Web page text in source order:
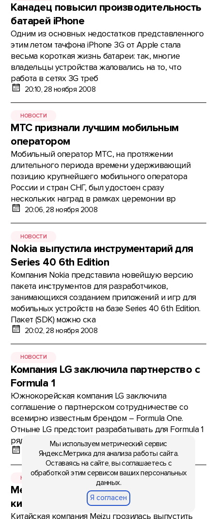
Канадец повысил производительность
батарей iPhone
Одним из основных недостатков представленного
этим летом тачфона iPhone 3G от Apple стала
весьма короткая жизнь батареи: так, многие
владельцы устройства жаловались на то, что
работа в сетях 3G треб
20:10, 28 ноября 2008
НОВОСТИ
МТС признали лучшим мобильным
оператором
Мобильный оператор МТС, на протяжении
длительного периода времени удерживающий
позицию крупнейшего мобильного оператора
России и стран СНГ, был удостоен сразу
нескольких наград в рамках церемонии вр
20:06, 28 ноября 2008
НОВОСТИ
Nokia выпустила инструментарий для
Series 40 6th Edition
Компания Nokia представила новейшую версию
пакета инструментов для разработчиков,
занимающихся созданием приложений и игр для
мобильных устройств на базе Series 40 6th Edition.
Пакет (SDK) можно ска
20:02, 28 ноября 2008
НОВОСТИ
Компания LG заключила партнерство с
Formula 1
Южнокорейская компания LG заключила
соглашение о партнерском сотрудничестве со
всемирно известным брендом – Formula One.
Отныне LG предстоит разрабатывать для Formula 1
ряд инновационных продуктов –
19:57, 28 ноября 2008
НОВОСТИ
Meizu M8: распаковывая коробку с
китайским «убийцей» iPhone
Китайская компания Meizu грозилась выпустить
Мы используем метрический сервис
Яндекс.Метрика для анализа работы сайта.
Оставаясь на сайте, вы соглашаетесь с
обработкой этим сервисом ваших персональных
данных.
Я согласен